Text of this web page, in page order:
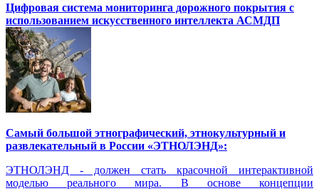
Цифровая система мониторинга дорожного покрытия с
использованием искусственного интеллекта АСМДП
Самый большой этнографический, этнокультурный и
развлекательный в России «ЭТНОЛЭНД»:
ЭТНОЛЭНД - должен стать красочной интерактивной
моделью реального мира. В основе концепции